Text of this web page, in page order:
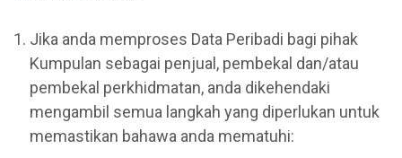
Jika anda memproses Data Peribadi bagi pihak
Kumpulan sebagai penjual, pembekal dan/atau
pembekal perkhidmatan, anda dikehendaki
mengambil semua langkah yang diperlukan untuk
memastikan bahawa anda mematuhi: